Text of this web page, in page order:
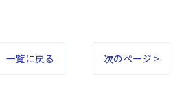
一覧に戻る 次のページ >